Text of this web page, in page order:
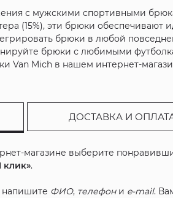
с мужскими спортивными
(15%), эти брюки
брюки в любой
брюки с любимыми
Van Mich в нашем интернет-
ДОСТАВКА И
магазине выберите
клик».
напишите ФИО, телефони e-mail.